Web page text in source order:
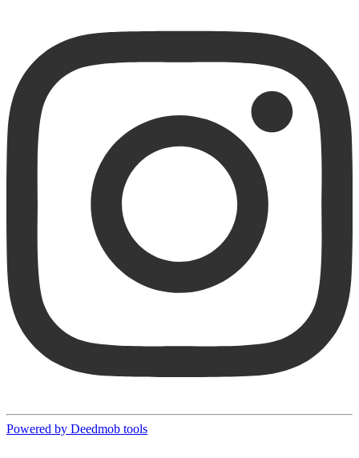
Powered by Deedmob tools